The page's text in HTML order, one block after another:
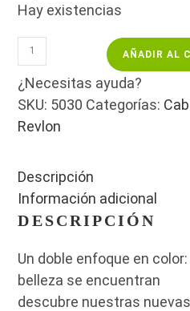
Hay existencias
REVLONISSIMO
COLORSMETIQUE
7.32
-
RUBIO
DORADO
cantidad
AÑADIR AL
¿Necesitas ayuda?
SKU: 5030 Categorías:
Revlon
Descripción
Información adicional
DESCRIPCIÓN
Un doble enfoque en
belleza se encuentran
descubre nuestras